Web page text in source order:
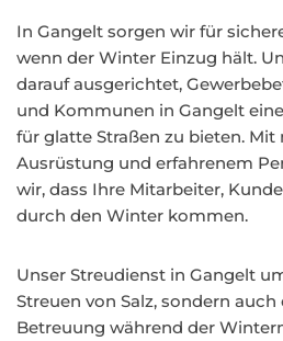
In Gangelt sorgen wir für
wenn der Winter Einzug hält.
darauf ausgerichtet,
und Kommunen in Gangelt
für glatte Straßen zu bieten.
Ausrüstung und erfahrenem
wir, dass Ihre Mitarbeiter,
durch den Winter kommen.
Unser Streudienst in Gangelt
Streuen von Salz, sondern
Betreuung während der